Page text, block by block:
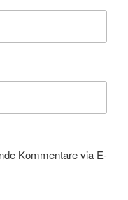
Kommentare via E-